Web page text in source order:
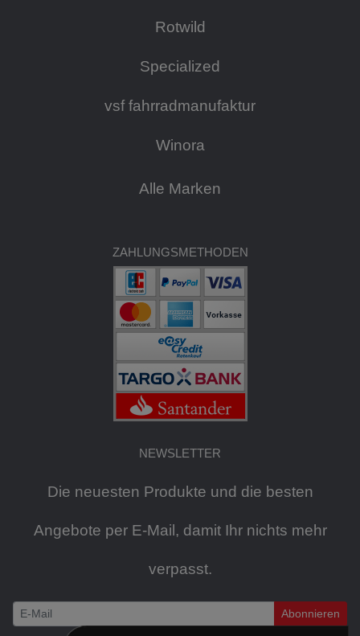
Rotwild
Specialized
vsf fahrradmanufaktur
Winora
Alle Marken
ZAHLUNGSMETHODEN
NEWSLETTER
Die neuesten Produkte und die besten
Angebote per E-Mail, damit Ihr nichts mehr
verpasst.
Abonnieren